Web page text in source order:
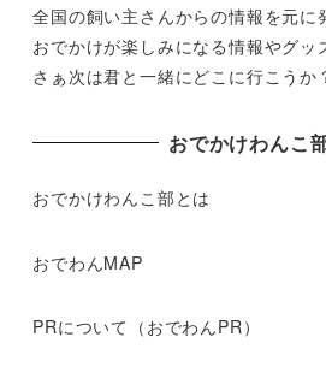
全国の飼い主さんからの情報を元に
おでかけが楽しみになる情報やグッ
さぁ次は君と一緒にどこに行こうか
おでかけわんこ
おでかけわんこ部とは
おでわんMAP
PRについて（おでわんPR）